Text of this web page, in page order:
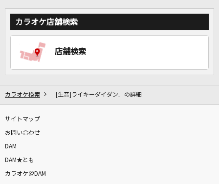
自宅でカラオケ歌い放題！
カラオケ店舗検索
店舗検索
カラオケ検索 「[生音]ライキーダイダン」の詳細
サイトマップ
お問い合わせ
DAM
DAM★とも
カラオケ＠DAM